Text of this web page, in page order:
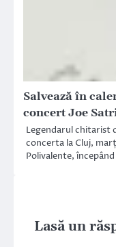
Salvează în
concert Joe
Legendarul chitarist
concerta la Cluj,
Polivalente,
Lasă un